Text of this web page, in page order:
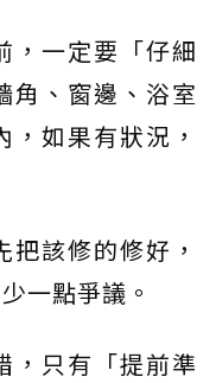
，一定要「仔細
角、窗邊、浴室
如果有狀況，
該修的修好，
一點爭議。
，只有「提前準